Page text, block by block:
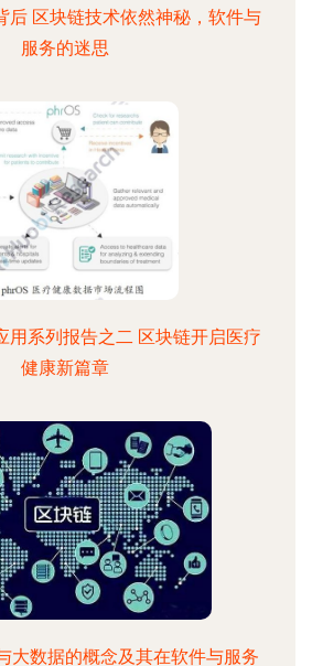
后 区块链技术依然神秘，软件与
服务的迷思
用系列报告之二 区块链开启医疗
健康新篇章
大数据的概念及其在软件与服务